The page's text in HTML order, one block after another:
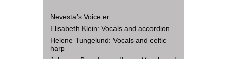
Nevesta’s Voice er
Elisabeth Klein: Vocals and accordion
Helene Tungelund: Vocals and celtic
harp